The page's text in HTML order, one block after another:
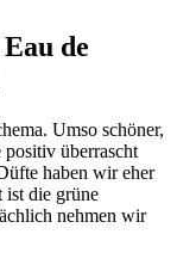
de
Umso schöner,
positiv überrascht
haben wir eher
ist die grüne
nehmen wir